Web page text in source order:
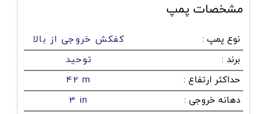
مشخصات پمپ
نوع پمپ :
کفکش خروجی از بالا
برند :
توحید
حداکثر ارتفاع :
42 m
دهانه خروجی :
3 in